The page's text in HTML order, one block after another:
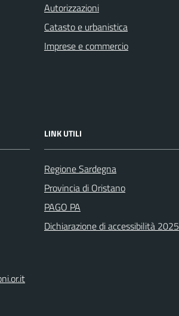
Autorizzazioni
Catasto e urbanistica
Imprese e commercio
LINK UTILI
Regione Sardegna
Provincia di Oristano
PAGO PA
Dichiarazione di accessibilità 2025